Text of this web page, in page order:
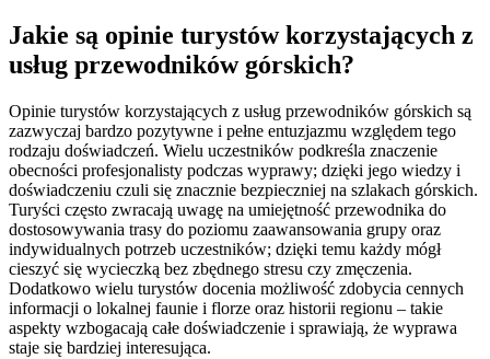
Jakie są opinie turystów korzystających z
usług przewodników górskich?
Opinie turystów korzystających z usług przewodników górskich są
zazwyczaj bardzo pozytywne i pełne entuzjazmu względem tego
rodzaju doświadczeń. Wielu uczestników podkreśla znaczenie
obecności profesjonalisty podczas wyprawy; dzięki jego wiedzy i
doświadczeniu czuli się znacznie bezpieczniej na szlakach górskich.
Turyści często zwracają uwagę na umiejętność przewodnika do
dostosowywania trasy do poziomu zaawansowania grupy oraz
indywidualnych potrzeb uczestników; dzięki temu każdy mógł
cieszyć się wycieczką bez zbędnego stresu czy zmęczenia.
Dodatkowo wielu turystów docenia możliwość zdobycia cennych
informacji o lokalnej faunie i florze oraz historii regionu – takie
aspekty wzbogacają całe doświadczenie i sprawiają, że wyprawa
staje się bardziej interesująca.